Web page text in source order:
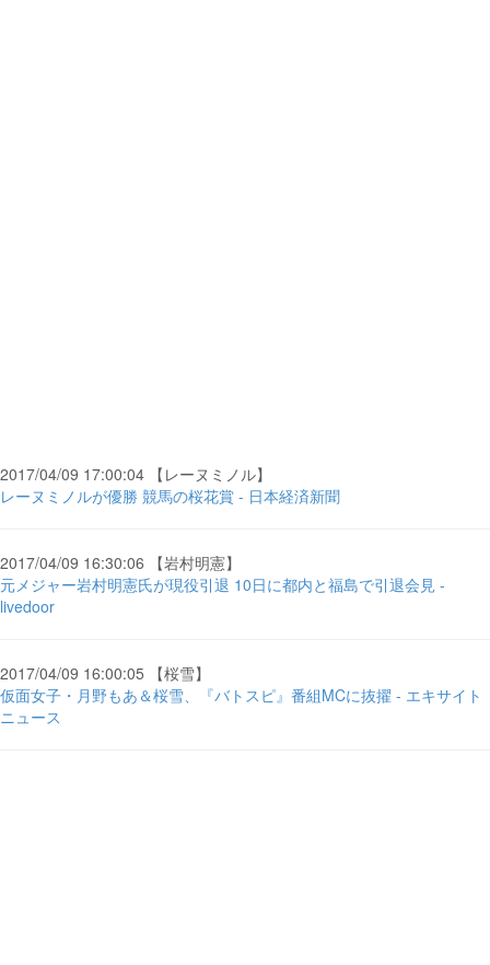
2017/04/09 17:00:04 【レーヌミノル】
レーヌミノルが優勝 競馬の桜花賞 - 日本経済新聞
2017/04/09 16:30:06 【岩村明憲】
元メジャー岩村明憲氏が現役引退 10日に都内と福島で引退会見 -
livedoor
2017/04/09 16:00:05 【桜雪】
仮面女子・月野もあ＆桜雪、『バトスピ』番組MCに抜擢 - エキサイト
ニュース